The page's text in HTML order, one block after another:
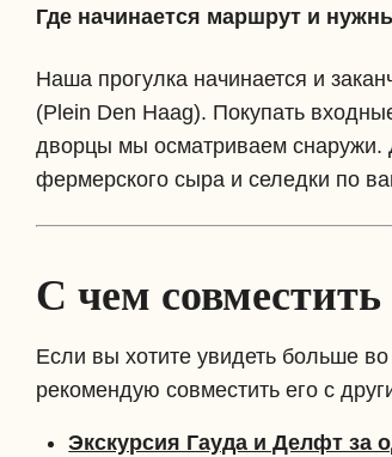
Где начинается маршрут и
Наша прогулка начинается и
(Plein Den Haag). Покупать
дворцы мы осматриваем снаружи.
фермерского сыра и селедки по
С чем совместить
Если вы хотите увидеть больше
рекомендую совместить его с
Экскурсия Гауда и Делфт за